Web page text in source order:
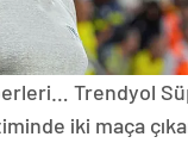
Trendyol
iki maça